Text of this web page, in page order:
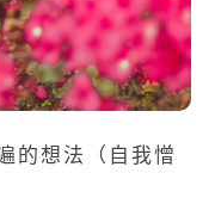
的想法（自我憎